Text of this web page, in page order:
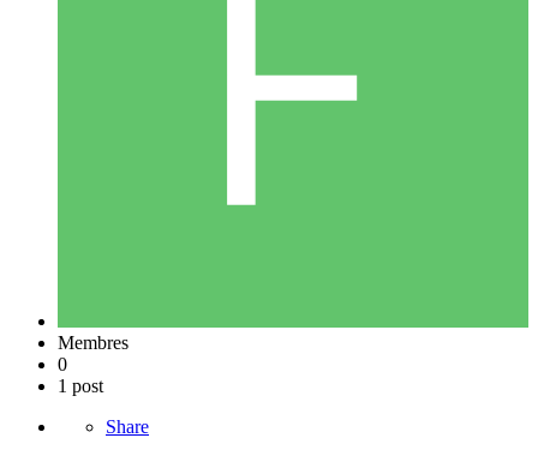
Membres
0
1 post
Share